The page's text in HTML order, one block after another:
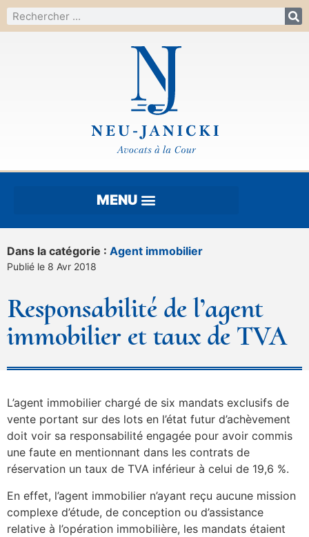
Dans la catégorie : Agent immobilier
Publié le 8 Avr 2018
Responsabilité de l’agent
immobilier et taux de TVA
L’agent immobilier chargé de six mandats exclusifs de
vente portant sur des lots en l’état futur d’achèvement
doit voir sa responsabilité engagée pour avoir commis
une faute en mentionnant dans les contrats de
réservation un taux de TVA inférieur à celui de 19,6 %.
En effet, l’agent immobilier n’ayant reçu aucune mission
complexe d’étude, de conception ou d’assistance
relative à l’opération immobilière, les mandats étaient